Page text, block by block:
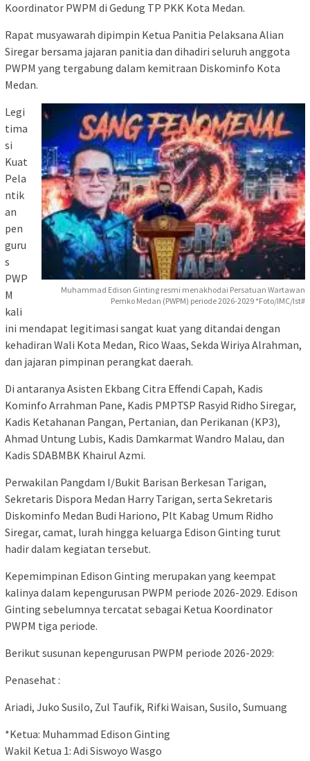
Koordinator PWPM di Gedung TP PKK Kota Medan.
Rapat musyawarah dipimpin Ketua Panitia Pelaksana Alian
Siregar bersama jajaran panitia dan dihadiri seluruh anggota
PWPM yang tergabung dalam kemitraan Diskominfo Kota
Medan.
Muhammad Edison Ginting resmi menakhodai Persatuan Wartawan
Pemko Medan (PWPM) periode 2026-2029 *Foto/IMC/Ist#
Legi
tima
si
Kuat
Pela
ntik
an
pen
guru
s
PWP
M
kali
ini mendapat legitimasi sangat kuat yang ditandai dengan
kehadiran Wali Kota Medan, Rico Waas, Sekda Wiriya Alrahman,
dan jajaran pimpinan perangkat daerah.
Di antaranya Asisten Ekbang Citra Effendi Capah, Kadis
Kominfo Arrahman Pane, Kadis PMPTSP Rasyid Ridho Siregar,
Kadis Ketahanan Pangan, Pertanian, dan Perikanan (KP3),
Ahmad Untung Lubis, Kadis Damkarmat Wandro Malau, dan
Kadis SDABMBK Khairul Azmi.
Perwakilan Pangdam I/Bukit Barisan Berkesan Tarigan,
Sekretaris Dispora Medan Harry Tarigan, serta Sekretaris
Diskominfo Medan Budi Hariono, Plt Kabag Umum Ridho
Siregar, camat, lurah hingga keluarga Edison Ginting turut
hadir dalam kegiatan tersebut.
Kepemimpinan Edison Ginting merupakan yang keempat
kalinya dalam kepengurusan PWPM periode 2026-2029. Edison
Ginting sebelumnya tercatat sebagai Ketua Koordinator
PWPM tiga periode.
Berikut susunan kepengurusan PWPM periode 2026-2029:
Penasehat :
Ariadi, Juko Susilo, Zul Taufik, Rifki Waisan, Susilo, Sumuang
*Ketua: Muhammad Edison Ginting
Wakil Ketua 1: Adi Siswoyo Wasgo